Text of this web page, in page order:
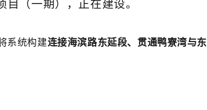
（一期），正在建设。
系统构建连接海滨路东延段、贯通鸭寮湾与东